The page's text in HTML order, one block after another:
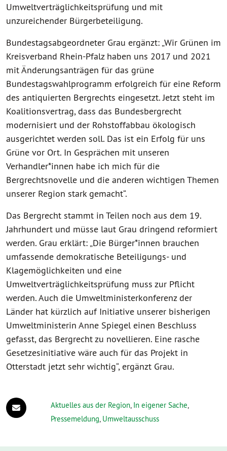
Umweltverträglichkeitsprüfung und mit
unzureichender Bürgerbeteiligung.
Bundestagsabgeordneter Grau ergänzt: „Wir Grünen im
Kreisverband Rhein-Pfalz haben uns 2017 und 2021
mit Änderungsanträgen für das grüne
Bundestagswahlprogramm erfolgreich für eine Reform
des antiquierten Bergrechts eingesetzt. Jetzt steht im
Koalitionsvertrag, dass das Bundesbergrecht
modernisiert und der Rohstoffabbau ökologisch
ausgerichtet werden soll. Das ist ein Erfolg für uns
Grüne vor Ort. In Gesprächen mit unseren
Verhandler*innen habe ich mich für die
Bergrechtsnovelle und die anderen wichtigen Themen
unserer Region stark gemacht“.
Das Bergrecht stammt in Teilen noch aus dem 19.
Jahrhundert und müsse laut Grau dringend reformiert
werden. Grau erklärt: „Die Bürger*innen brauchen
umfassende demokratische Beteiligungs- und
Klagemöglichkeiten und eine
Umweltverträglichkeitsprüfung muss zur Pflicht
werden. Auch die Umweltministerkonferenz der
Länder hat kürzlich auf Initiative unserer bisherigen
Umweltministerin Anne Spiegel einen Beschluss
gefasst, das Bergrecht zu novellieren. Eine rasche
Gesetzesinitiative wäre auch für das Projekt in
Otterstadt jetzt sehr wichtig“, ergänzt Grau.
Aktuelles aus der Region, In eigener Sache,
Pressemeldung, Umweltausschuss